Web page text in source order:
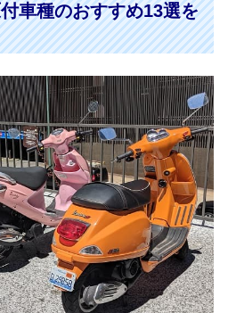
車種のおすすめ13選を